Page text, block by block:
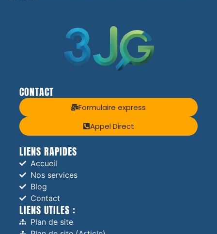
CONTACT
Formulaire express
Appel Direct
LIENS RAPIDES
Accueil
Nos services
Blog
Contact
LIENS UTILES :
Plan de site